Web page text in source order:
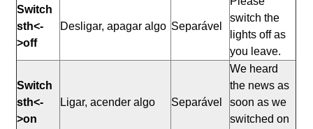
Switch
sth<-
>off
Desligar, apagar algo Separável
switch the
lights off as
you leave.
Switch
sth<-
>on
Ligar, acender algo Separável
We heard
the news as
soon as we
switched on